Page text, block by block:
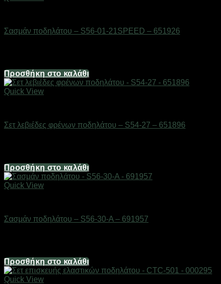
Σασμάν ποδηλάτου – S56-01-21SPEED – 651926
Προσθήκη στο καλάθι
Quick View
Σετ λεβιέδες φρένων ποδηλάτου – S54-27 – 651896
Προσθήκη στο καλάθι
Quick View
Σασμάν ποδηλάτου – S56-30-A – 691957
Προσθήκη στο καλάθι
Quick View